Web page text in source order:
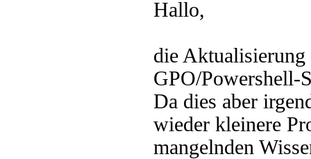
Hallo,
die Aktualisierung
GPO/Powershell-
Da dies aber
wieder kleinere
mangelnden